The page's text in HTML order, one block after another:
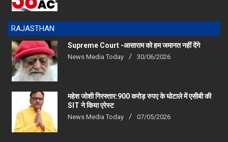
RAJASTHAN
Supreme Court -आसाराम को हम जमानत नहीं देंगे
News Media Today 30/06/2026
महेश जोशी गिरफ्तार:900 करोड़ रुपए के घोटाले में एसीबी की
SIT ने किया एरेस्‍ट
News Media Today 07/05/2026